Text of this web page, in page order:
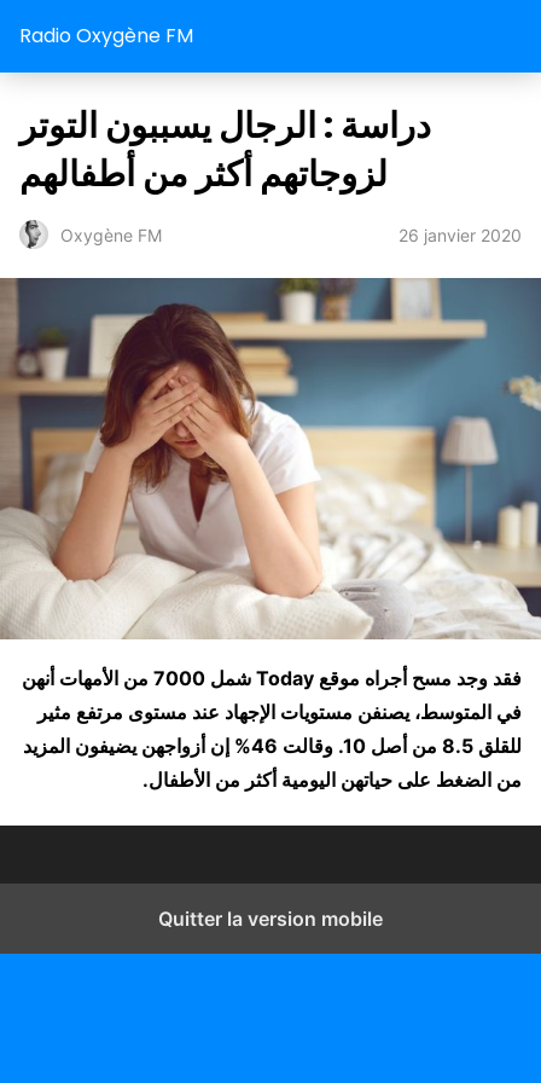
Radio Oxygène FM
دراسة : الرجال يسببون التوتر
لزوجاتهم أكثر من أطفالهم
Oxygène FM 26 janvier 2020
فقد وجد مسح أجراه موقع Today شمل 7000 من الأمهات أنهن
في المتوسط، يصنفن مستويات الإجهاد عند مستوى مرتفع مثير
للقلق 8.5 من أصل 10. وقالت 46% إن أزواجهن يضيفون المزيد
من الضغط على حياتهن اليومية أكثر من الأطفال.
Quitter la version mobile